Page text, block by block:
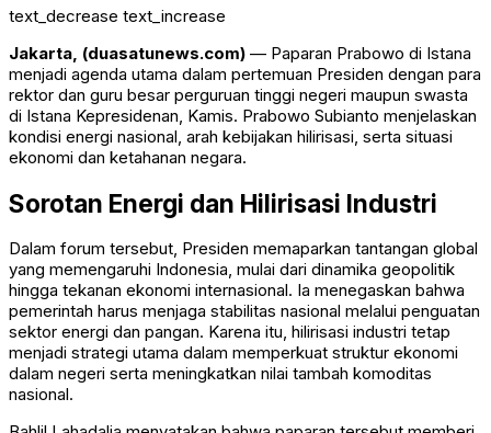
text_decrease text_increase
Jakarta, (duasatunews.com) — Paparan Prabowo di Istana
menjadi agenda utama dalam pertemuan Presiden dengan para
rektor dan guru besar perguruan tinggi negeri maupun swasta
di Istana Kepresidenan, Kamis. Prabowo Subianto menjelaskan
kondisi energi nasional, arah kebijakan hilirisasi, serta situasi
ekonomi dan ketahanan negara.
Sorotan Energi dan Hilirisasi Industri
Dalam forum tersebut, Presiden memaparkan tantangan global
yang memengaruhi Indonesia, mulai dari dinamika geopolitik
hingga tekanan ekonomi internasional. Ia menegaskan bahwa
pemerintah harus menjaga stabilitas nasional melalui penguatan
sektor energi dan pangan. Karena itu, hilirisasi industri tetap
menjadi strategi utama dalam memperkuat struktur ekonomi
dalam negeri serta meningkatkan nilai tambah komoditas
nasional.